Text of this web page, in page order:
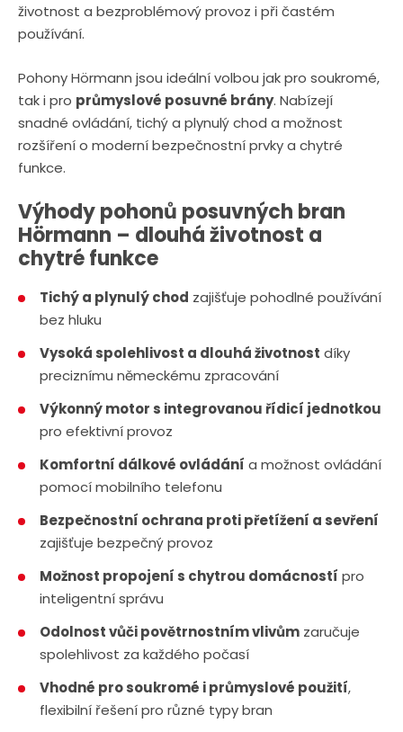
životnost a bezproblémový provoz i při častém
používání.
Pohony Hörmann jsou ideální volbou jak pro soukromé,
tak i pro průmyslové posuvné brány. Nabízejí
snadné ovládání, tichý a plynulý chod a možnost
rozšíření o moderní bezpečnostní prvky a chytré
funkce.
Výhody pohonů posuvných bran
Hörmann – dlouhá životnost a
chytré funkce
Tichý a plynulý chod zajišťuje pohodlné používání
bez hluku
Vysoká spolehlivost a dlouhá životnost díky
preciznímu německému zpracování
Výkonný motor s integrovanou řídicí jednotkou
pro efektivní provoz
Komfortní dálkové ovládání a možnost ovládání
pomocí mobilního telefonu
Bezpečnostní ochrana proti přetížení a sevření
zajišťuje bezpečný provoz
Možnost propojení s chytrou domácností pro
inteligentní správu
Odolnost vůči povětrnostním vlivůmzaručuje
spolehlivost za každého počasí
Vhodné pro soukromé i průmyslové použití,
flexibilní řešení pro různé typy bran